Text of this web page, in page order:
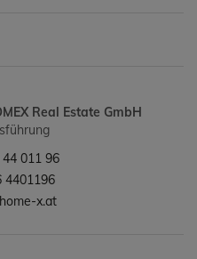
Real Estate GmbH
011 96
4401196
x.at